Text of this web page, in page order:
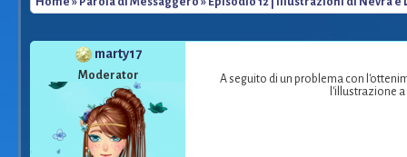
marty17
Moderator
A seguito di un problema con
l'illustrazione